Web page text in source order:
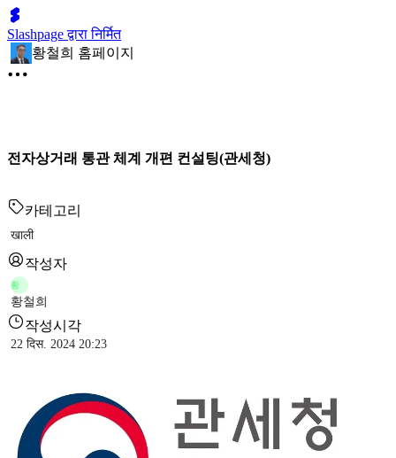
Slashpage द्वारा निर्मित
황철희 홈페이지
전자상거래 통관 체계 개편 컨설팅(관세청)
카테고리
खाली
작성자
황
황철희
작성시각
22 दिस. 2024 20:23